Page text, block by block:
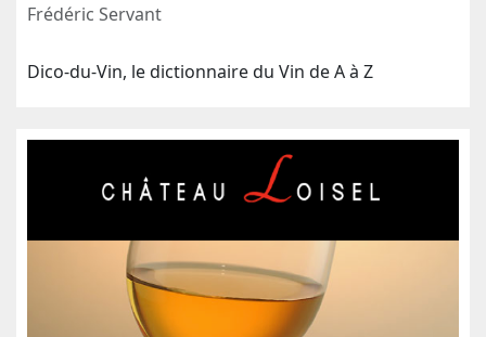
Frédéric Servant
Dico-du-Vin, le dictionnaire du Vin de A à Z